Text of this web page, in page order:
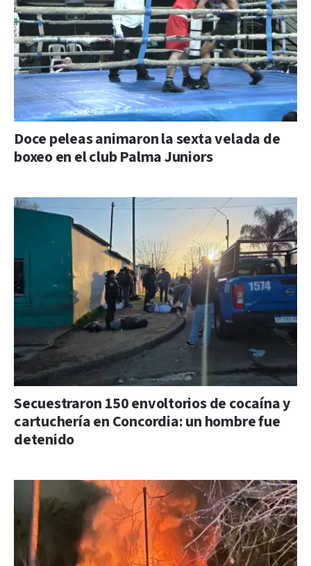
Doce peleas animaron la sexta velada de
boxeo en el club Palma Juniors
Secuestraron 150 envoltorios de cocaína y
cartuchería en Concordia: un hombre fue
detenido